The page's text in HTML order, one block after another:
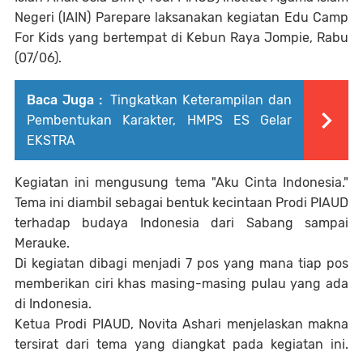
Negeri (IAIN) Parepare laksanakan kegiatan Edu Camp
For Kids yang bertempat di Kebun Raya Jompie, Rabu
(07/06).
Baca Juga : Tingkatkan Keterampilan dan
Pembentukan Karakter, HMPS ES Gelar
EKSTRA
Kegiatan ini mengusung tema "Aku Cinta Indonesia."
Tema ini diambil sebagai bentuk kecintaan Prodi PIAUD
terhadap budaya Indonesia dari Sabang sampai
Merauke.
Di kegiatan dibagi menjadi 7 pos yang mana tiap pos
memberikan ciri khas masing-masing pulau yang ada
di Indonesia.
Ketua Prodi PIAUD, Novita Ashari menjelaskan makna
tersirat dari tema yang diangkat pada kegiatan ini.